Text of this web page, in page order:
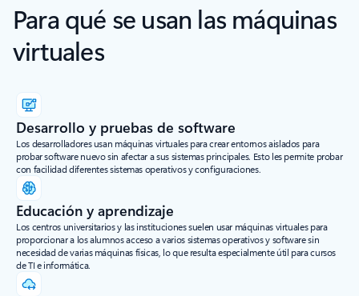
Para qué se usan las máquinas
virtuales
Desarrollo y pruebas de software
Los desarrolladores usan máquinas virtuales para crear entornos aislados para
probar software nuevo sin afectar a sus sistemas principales. Esto les permite probar
con facilidad diferentes sistemas operativos y configuraciones.
Educación y aprendizaje
Los centros universitarios y las instituciones suelen usar máquinas virtuales para
proporcionar a los alumnos acceso a varios sistemas operativos y software sin
necesidad de varias máquinas físicas, lo que resulta especialmente útil para cursos
de TI e informática.